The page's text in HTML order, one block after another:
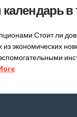
Стоит ли
экономических